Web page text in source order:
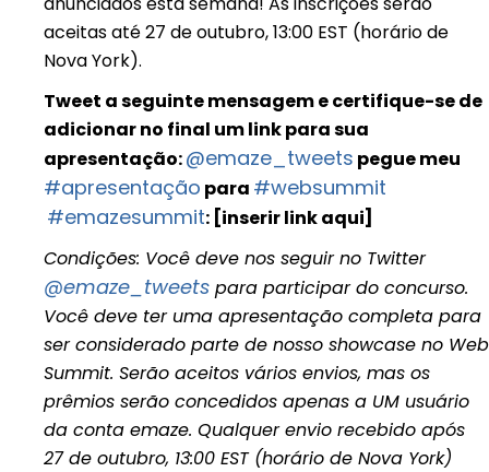
aceitas até 27 de outubro, 13:00 EST (horário de
Nova York).
Tweet a seguinte mensagem e certifique-se de
adicionar no final um link para sua
apresentação:@emaze_tweets pegue meu
#apresentação para #websummit
#emazesummit: [inserir link aqui]
Condições: Você deve nos seguir no Twitter
@emaze_tweets para participar do concurso.
Você deve ter uma apresentação completa para
ser considerado parte de nosso showcase no Web
Summit. Serão aceitos vários envios, mas os
prêmios serão concedidos apenas a UM usuário
da conta emaze. Qualquer envio recebido após
27 de outubro, 13:00 EST (horário de Nova York)